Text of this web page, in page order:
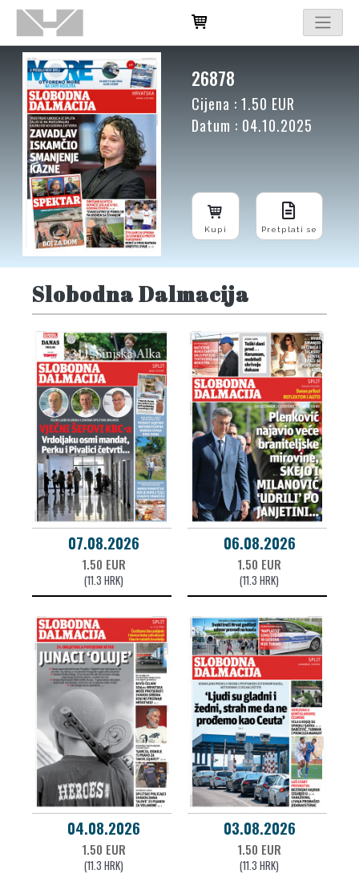
26878
Cijena : 1.50 EUR
Datum : 04.10.2025
Kupi Pretplati se
Slobodna Dalmacija
07.08.2026
1.50 EUR
(11.3 HRK)
06.08.2026
1.50 EUR
(11.3 HRK)
04.08.2026
1.50 EUR
(11.3 HRK)
03.08.2026
1.50 EUR
(11.3 HRK)